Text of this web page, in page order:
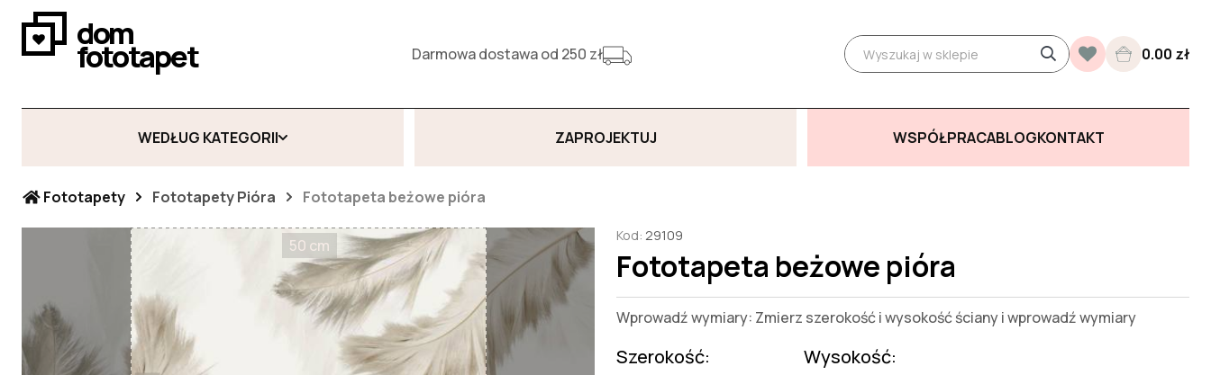
dom
fototapet Darmowa dostawa od 250 zł 0.00 zł
WEDŁUG KATEGORII ZAPROJEKTUJ WSPÓŁPRACABLOGKONTAKT
Fototapety Fototapety Pióra Fototapeta beżowe pióra
50 cm
Kod: 29109
Fototapeta beżowe pióra
Wprowadź wymiary: Zmierz szerokość i wysokość ściany i wprowadź wymiary
Szerokość: Wysokość: